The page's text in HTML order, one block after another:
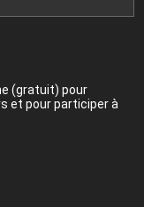
(gratuit) pour
et pour participer à